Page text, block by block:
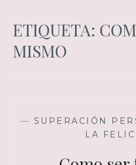
ETIQUETA:
MISMO
— SUPERACIÓN
LA